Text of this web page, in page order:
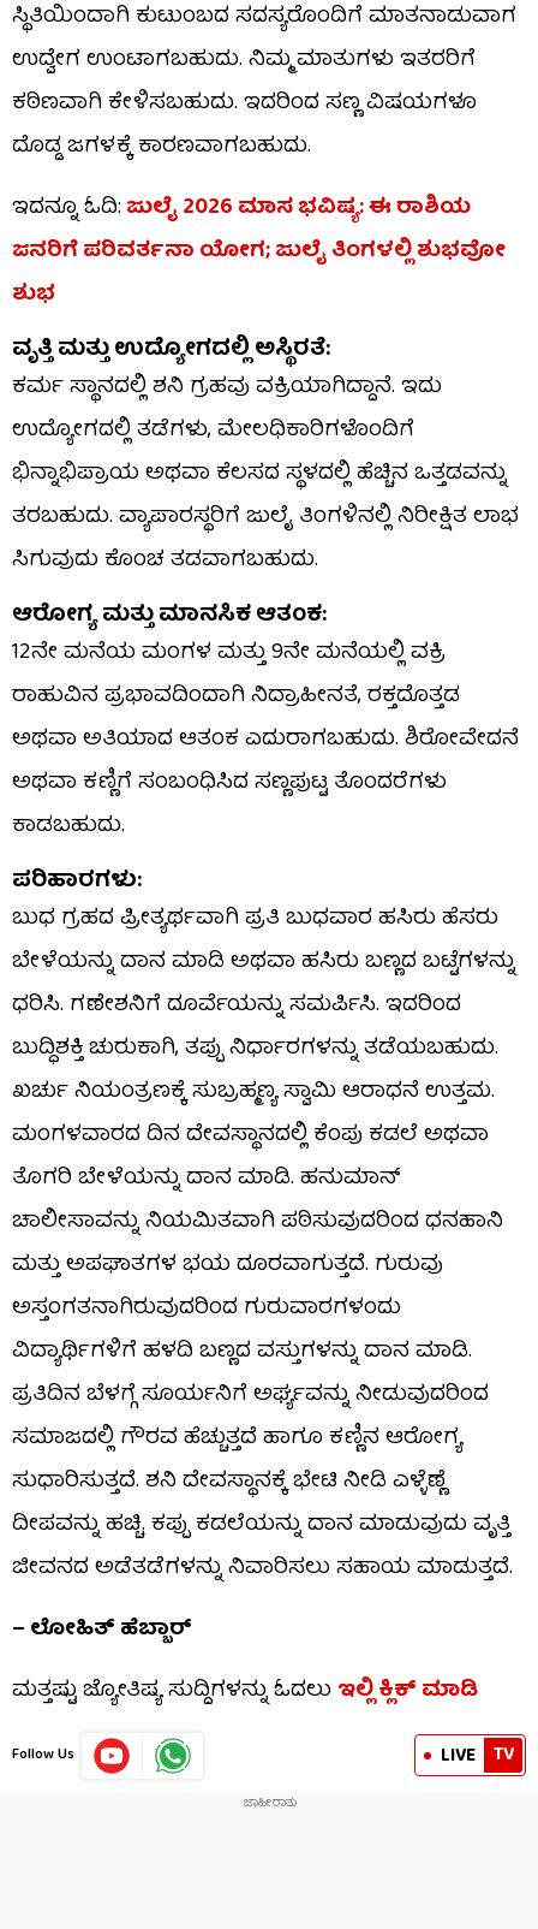
ಸ್ಥಿತಿಯಿಂದಾಗಿ ಕುಟುಂಬದ ಸದಸ್ಯರೊಂದಿಗೆ ಮಾತನಾಡುವಾಗ
ಉದ್ವೇಗ ಉಂಟಾಗಬಹುದು. ನಿಮ್ಮ ಮಾತುಗಳು ಇತರರಿಗೆ
ಕಠಿಣವಾಗಿ ಕೇಳಿಸಬಹುದು. ಇದರಿಂದ ಸಣ್ಣ ವಿಷಯಗಳೂ
ದೊಡ್ಡ ಜಗಳಕ್ಕೆ ಕಾರಣವಾಗಬಹುದು.
ಇದನ್ನೂ ಓದಿ:ಜುಲೈ 2026 ಮಾಸ ಭವಿಷ್ಯ: ಈ ರಾಶಿಯ
ಜನರಿಗೆ ಪರಿವರ್ತನಾ ಯೋಗ; ಜುಲೈ ತಿಂಗಳಲ್ಲಿ ಶುಭವೋ
ಶುಭ
​ವೃತ್ತಿ ಮತ್ತು ಉದ್ಯೋಗದಲ್ಲಿ ಅಸ್ಥಿರತೆ:
ಕರ್ಮ ಸ್ಥಾನದಲ್ಲಿ ಶನಿ ಗ್ರಹವು ವಕ್ರಿಯಾಗಿದ್ದಾನೆ. ಇದು
ಉದ್ಯೋಗದಲ್ಲಿ ತಡೆಗಳು, ಮೇಲಧಿಕಾರಿಗಳೊಂದಿಗೆ
ಭಿನ್ನಾಭಿಪ್ರಾಯ ಅಥವಾ ಕೆಲಸದ ಸ್ಥಳದಲ್ಲಿ ಹೆಚ್ಚಿನ ಒತ್ತಡವನ್ನು
ತರಬಹುದು. ವ್ಯಾಪಾರಸ್ಥರಿಗೆ ಜುಲೈ ತಿಂಗಳಿನಲ್ಲಿ ನಿರೀಕ್ಷಿತ ಲಾಭ
ಸಿಗುವುದು ಕೊಂಚ ತಡವಾಗಬಹುದು.
​ಆರೋಗ್ಯ ಮತ್ತು ಮಾನಸಿಕ ಆತಂಕ:
​12ನೇ ಮನೆಯ ಮಂಗಳ ಮತ್ತು 9ನೇ ಮನೆಯಲ್ಲಿ ವಕ್ರಿ
ರಾಹುವಿನ ಪ್ರಭಾವದಿಂದಾಗಿ ನಿದ್ರಾಹೀನತೆ, ರಕ್ತದೊತ್ತಡ
ಅಥವಾ ಅತಿಯಾದ ಆತಂಕ ಎದುರಾಗಬಹುದು. ಶಿರೋವೇದನೆ
ಅಥವಾ ಕಣ್ಣಿಗೆ ಸಂಬಂಧಿಸಿದ ಸಣ್ಣಪುಟ್ಟ ತೊಂದರೆಗಳು
ಕಾಡಬಹುದು.
ಪರಿಹಾರಗಳು:
​ಬುಧ ಗ್ರಹದ ಪ್ರೀತ್ಯರ್ಥವಾಗಿ ಪ್ರತಿ ಬುಧವಾರ ಹಸಿರು ಹೆಸರು
ಬೇಳೆಯನ್ನು ದಾನ ಮಾಡಿ ಅಥವಾ ಹಸಿರು ಬಣ್ಣದ ಬಟ್ಟೆಗಳನ್ನು
ಧರಿಸಿ. ಗಣೇಶನಿಗೆ ದೂರ್ವೆಯನ್ನು ಸಮರ್ಪಿಸಿ. ಇದರಿಂದ
ಬುದ್ಧಿಶಕ್ತಿ ಚುರುಕಾಗಿ, ತಪ್ಪು ನಿರ್ಧಾರಗಳನ್ನು ತಡೆಯಬಹುದು. ​
ಖರ್ಚು ನಿಯಂತ್ರಣಕ್ಕೆ ಸುಬ್ರಹ್ಮಣ್ಯ ಸ್ವಾಮಿ ಆರಾಧನೆ ಉತ್ತಮ.
ಮಂಗಳವಾರದ ದಿನ ದೇವಸ್ಥಾನದಲ್ಲಿ ಕೆಂಪು ಕಡಲೆ ಅಥವಾ
ತೊಗರಿ ಬೇಳೆಯನ್ನು ದಾನ ಮಾಡಿ. ಹನುಮಾನ್
ಚಾಲೀಸಾವನ್ನು ನಿಯಮಿತವಾಗಿ ಪಠಿಸುವುದರಿಂದ ಧನಹಾನಿ
ಮತ್ತು ಅಪಘಾತಗಳ ಭಯ ದೂರವಾಗುತ್ತದೆ. ಗುರುವು
ಅಸ್ತಂಗತನಾಗಿರುವುದರಿಂದ ಗುರುವಾರಗಳಂದು
ವಿದ್ಯಾರ್ಥಿಗಳಿಗೆ ಹಳದಿ ಬಣ್ಣದ ವಸ್ತುಗಳನ್ನು ದಾನ ಮಾಡಿ.
ಪ್ರತಿದಿನ ಬೆಳಗ್ಗೆ ಸೂರ್ಯನಿಗೆ ಅರ್ಘ್ಯವನ್ನು ನೀಡುವುದರಿಂದ
ಸಮಾಜದಲ್ಲಿ ಗೌರವ ಹೆಚ್ಚುತ್ತದೆ ಹಾಗೂ ಕಣ್ಣಿನ ಆರೋಗ್ಯ
ಸುಧಾರಿಸುತ್ತದೆ. ಶನಿ ದೇವಸ್ಥಾನಕ್ಕೆ ಭೇಟಿ ನೀಡಿ ಎಳ್ಳೆಣ್ಣೆ
ದೀಪವನ್ನು ಹಚ್ಚಿ. ಕಪ್ಪು ಕಡಲೆಯನ್ನು ದಾನ ಮಾಡುವುದು ವೃತ್ತಿ
ಜೀವನದ ಅಡೆತಡೆಗಳನ್ನು ನಿವಾರಿಸಲು ಸಹಾಯ ಮಾಡುತ್ತದೆ.
– ಲೋಹಿತ್ ಹೆಬ್ಬಾರ್
ಮತ್ತಷ್ಟು ಜ್ಯೋತಿಷ್ಯ ಸುದ್ದಿಗಳನ್ನು ಓದಲು ಇಲ್ಲಿ ಕ್ಲಿಕ್ ಮಾಡಿ
Follow Us LIVE TV